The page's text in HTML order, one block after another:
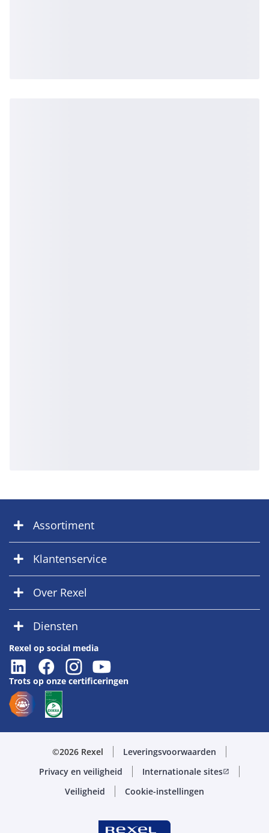
Assortiment
Klantenservice
Over Rexel
Diensten
Rexel op social media
Trots op onze certificeringen
©2026 Rexel
Leveringsvoorwaarden
Privacy en veiligheid
Internationale sitesopen_in_new
Veiligheid Cookie-instellingen